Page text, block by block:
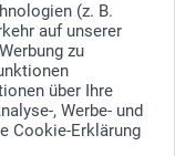
(z. B.
auf unserer
zu
über Ihre
, Werbe- und
Cookie-Erklärung